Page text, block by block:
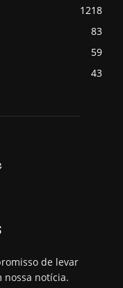
1218
83
59
43
de levar
nossa notícia.